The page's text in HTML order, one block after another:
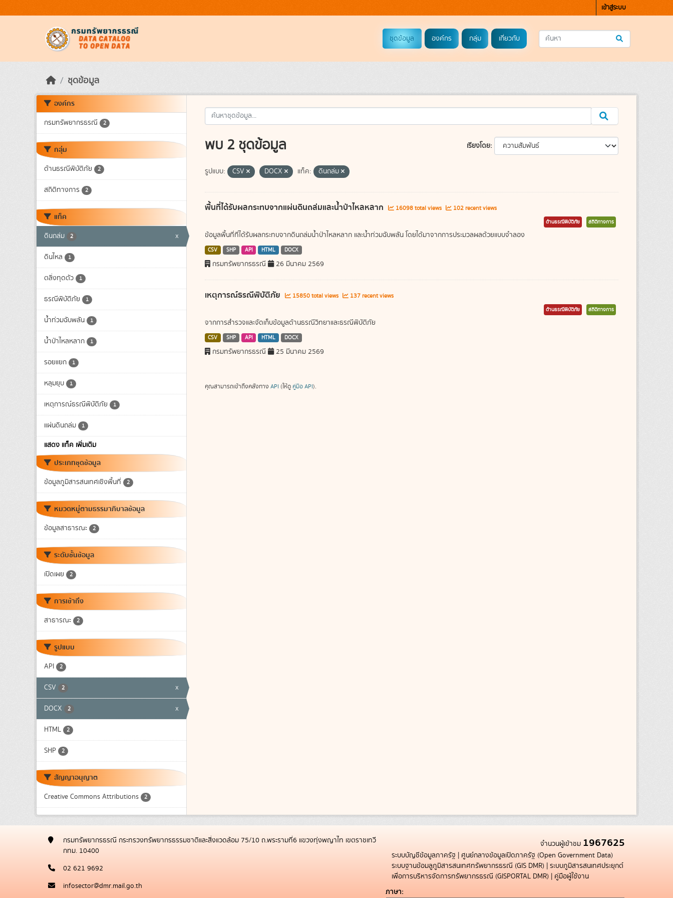
เข้าสู่ระบบ
ชุดข้อมูล องค์กร กลุ่ม เกี่ยวกับ
ชุดข้อมูล
องค์กร
กรมทรัพยากรธรณี 2
กลุ่ม
ด้านธรณีพิบัติภัย 2
สถิติทางการ 2
แท็ค
ดินถล่ม 2 x
ดินไหล 1
ตลิ่งทุดตัว 1
ธรณีพิบัติภัย 1
น้ำท่วมฉับพลัน 1
น้ำป่าไหลหลาก 1
รอยแยก 1
หลุมยุบ 1
เหตุการณ์ธรณีพิบัติภัย 1
แผ่นดินถล่ม 1
แสดง แท็ค เพิ่มเติม
ประเภทชุดข้อมูล
ข้อมูลภูมิสารสนเทศเชิงพื้นที่ 2
หมวดหมู่ตามธรรมาภิบาลข้อมูล
ข้อมูลสาธารณะ 2
ระดับชั้นข้อมูล
เปิดเผย 2
การเข้าถึง
สาธารณะ 2
รูปแบบ
API 2
CSV 2 x
DOCX 2 x
HTML 2
SHP 2
สัญญาอนุญาต
Creative Commons Attributions 2
เรียงโดย
พบ 2 ชุดข้อมูล
รูปแบบ: CSV DOCX แท็ค: ดินถล่ม
พื้นที่ได้รับผลกระทบจากแผ่นดินถล่มและน้ำป่าไหลหลาก 16098 total views 102 recent views
ด้านธรณีพิบัติภัย สถิติทางการ
ข้อมูลพื้นที่ที่ได้รับผลกระทบจากดินถล่มน้ำป่าไหลหลาก และน้ำท่วมฉับพลัน โดยได้มาจากการประมวลผลด้วยแบบจำลอง
CSV SHP API HTML DOCX
กรมทรัพยากรธรณี 26 มีนาคม 2569
เหตุการณ์ธรณีพิบัติภัย 15850 total views 137 recent views
ด้านธรณีพิบัติภัย สถิติทางการ
จากการสำรวจและจัดเก็บข้อมูลด้านธรณีวิทยาและธรณีพิบัติภัย
CSV SHP API HTML DOCX
กรมทรัพยากรธรณี 25 มีนาคม 2569
คุณสามารถเข้าถึงคลังทาง API (ให้ดู คู่มือ API).
กรมทรัพยากรธรณี กระทรวงทรัพยากรธรรมชาติและสิ่งแวดล้อม 75/10 ถ.พระรามที่6 แขวงทุ่งพญาไท เขตราชเทวี
กทม. 10400
02 621 9692
infosector@dmr.mail.go.th
จำนวนผู้เข้าชม 1967625
ระบบบัญชีข้อมูลภาครัฐ | ศูนย์กลางข้อมูลเปิดภาครัฐ (Open Government Data)
ระบบฐานข้อมลูภูมิสารสนเทศทรัพยากรธรณี (GIS DMR) | ระบบภูมิสารสนเทศประยุกต์
เพื่อการบริหารจัดการทรัพยากรธรณี (GISPORTAL DMR) | คู่มือผู้ใช้งาน
ภาษา